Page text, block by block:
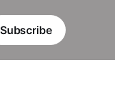
Subscribe